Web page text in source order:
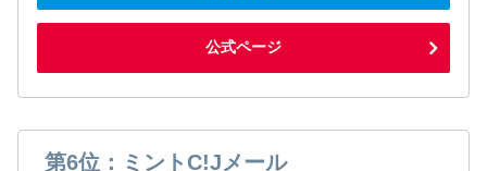
公式ページ
第6位：ミントC!Jメール